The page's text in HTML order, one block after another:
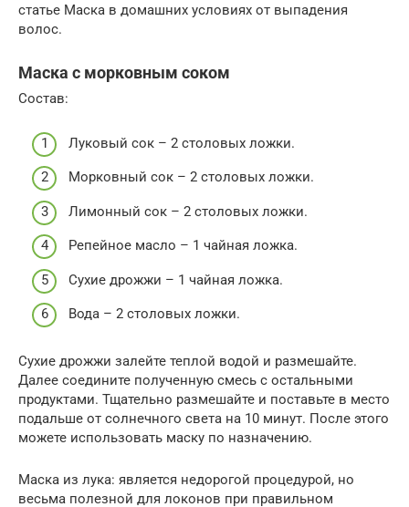
статье Маска в домашних условиях от выпадения
волос.
Маска с морковным соком
Состав:
Луковый сок – 2 столовых ложки.
Морковный сок – 2 столовых ложки.
Лимонный сок – 2 столовых ложки.
Репейное масло – 1 чайная ложка.
Сухие дрожжи – 1 чайная ложка.
Вода – 2 столовых ложки.
Сухие дрожжи залейте теплой водой и размешайте.
Далее соедините полученную смесь с остальными
продуктами. Тщательно размешайте и поставьте в место
подальше от солнечного света на 10 минут. После этого
можете использовать маску по назначению.
Маска из лука: является недорогой процедурой, но
весьма полезной для локонов при правильном